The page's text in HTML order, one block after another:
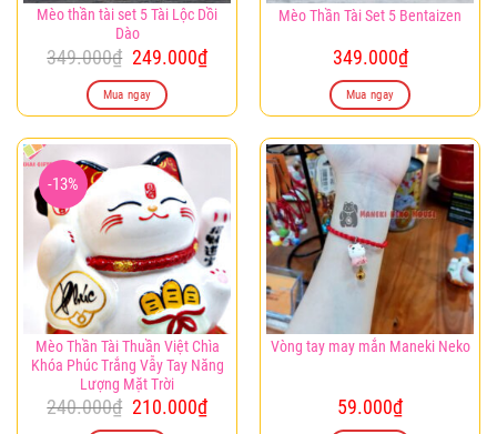
Mèo thần tài set 5 Tài Lộc Dồi
Dào
349.000₫ Giá
gốc
là:
349.000₫.
249.000₫Giá
hiện
là:
249.000₫.
Mua ngay
Mèo Thần Tài Set 5 Bentaizen
349.000₫
Mua ngay
-13%
Mèo Thần Tài Thuần Việt Chìa
Khóa Phúc Trắng Vẫy Tay Năng
Lượng Mặt Trời
240.000₫ Giá
gốc
210.000₫Giá
Vòng tay may mắn Maneki Neko
59.000₫